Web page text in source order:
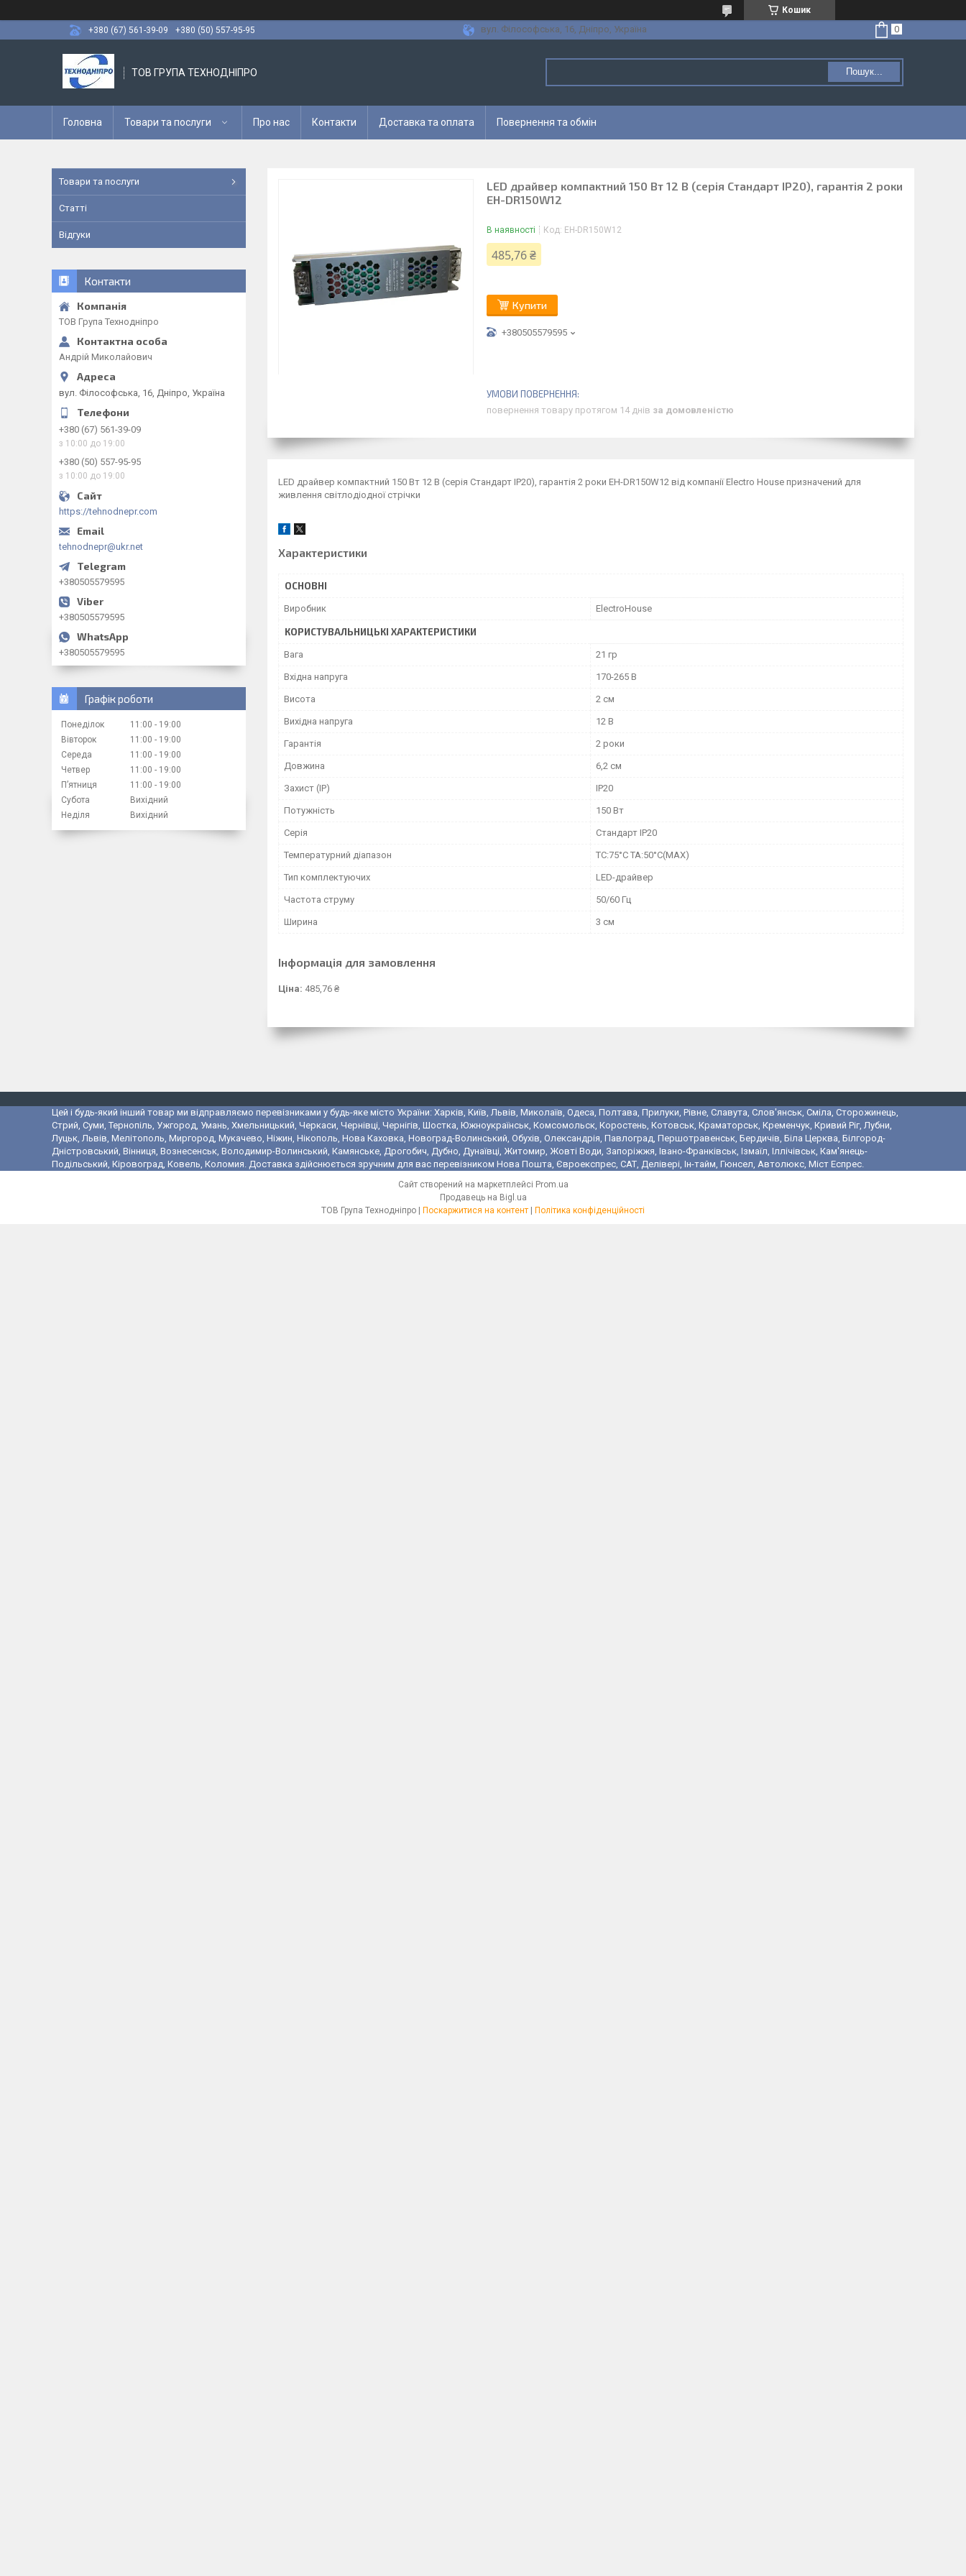
Кошик
+380 (67) 561-39-09
+380 (50) 557-95-95 вул. Філософська, 16, Дніпро, Україна
ТОВ ГРУПА ТЕХНОДНІПРО Пошук...
Головна Товари та послуги Про нас Контакти Доставка та оплата Повернення та обмін
LED драйвер компактний 150 Вт 12 В (серія Стандарт IP20), гарантія 2 роки
EH-DR150W12
В наявності Код: EH-DR150W12
485,76 ₴
Купити
+380505579595
повернення товару протягом 14 днів за домовленістю
LED драйвер компактний 150 Вт 12 В (серія Стандарт IP20), гарантія 2 роки EH-DR150W12 від компанії Electro House призначений для
живлення світлодіодної стрічки
Характеристики
ОСНОВНІ
Виробник ElectroHouse
КОРИСТУВАЛЬНИЦЬКІ ХАРАКТЕРИСТИКИ
Вага 21 гр
Вхідна напруга 170-265 В
Висота 2 см
Вихідна напруга 12 В
Гарантія 2 роки
Довжина 6,2 см
Захист (IP) IP20
Потужність 150 Вт
Серія Стандарт IP20
Температурний діапазон TC:75°C TA:50°C(MAX)
Тип комплектуючих LED-драйвер
Частота струму 50/60 Гц
Ширина 3 см
Інформація для замовлення
Ціна: 485,76 ₴
Товари та послуги
Статті
Відгуки
Контакти
ТОВ Група Технодніпро
Андрій Миколайович
вул. Філософська, 16, Дніпро, Україна
+380 (67) 561-39-09
з 10:00 до 19:00
+380 (50) 557-95-95
з 10:00 до 19:00
https://tehnodnepr.com
tehnodnepr@ukr.net
+380505579595
+380505579595
+380505579595
Графік роботи
Понеділок 11:00
19:00
Вівторок
11:00
19:00
Середа
11:00
19:00
Четвер
11:00
19:00
Пʼятниця
11:00
19:00
Субота
Вихідний
Неділя
Вихідний
Цей і будь-який інший товар ми відправляємо перевізниками у будь-яке місто України: Харків, Київ, Львів, Миколаїв, Одеса, Полтава, Прилуки, Рівне, Славута, Слов'янськ, Сміла, Сторожинець,
Стрий, Суми, Тернопіль, Ужгород, Умань, Хмельницький, Черкаси, Чернівці, Чернігів, Шостка, Южноукраїнськ, Комсомольск, Коростень, Котовськ, Краматорськ, Кременчук, Кривий Ріг, Лубни,
Луцьк, Львів, Мелітополь, Миргород, Мукачево, Ніжин, Нікополь, Нова Каховка, Новоград-Волинський, Обухів, Олександрія, Павлоград, Першотравенськ, Бердичів, Біла Церква, Білгород-
Дністровський, Вінниця, Вознесенськ, Володимир-Волинський, Камянське, Дрогобич, Дубно, Дунаївці, Житомир, Жовті Води, Запоріжжя, Івано-Франківськ, Ізмаїл, Іллічівськ, Кам'янець-
Подільський, Кіровоград, Ковель, Коломия. Доставка здійснюється зручним для вас перевізником Нова Пошта, Євроекспрес, САТ, Делівері, Ін-тайм, Гюнсел, Автолюкс, Міст Еспрес.
Сайт створений на маркетплейсі Prom.ua
Продавець на Bigl.ua
ТОВ Група Технодніпро | Поскаржитися на контент | Політика конфіденційності